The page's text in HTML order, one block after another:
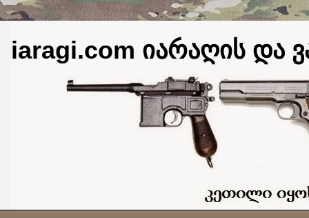
iaragi.com იარაღის და